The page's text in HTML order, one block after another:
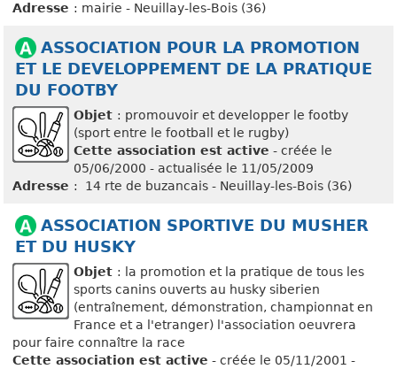
Adresse : mairie - Neuillay-les-Bois (36)
ASSOCIATION POUR LA PROMOTION
ET LE DEVELOPPEMENT DE LA PRATIQUE
DU FOOTBY
Objet : promouvoir et developper le footby
(sport entre le football et le rugby)
Cette association est active - créée le
05/06/2000 - actualisée le 11/05/2009
Adresse : 14 rte de buzancais - Neuillay-les-Bois (36)
ASSOCIATION SPORTIVE DU MUSHER
ET DU HUSKY
Objet : la promotion et la pratique de tous les
sports canins ouverts au husky siberien
(entraînement, démonstration, championnat en
France et a l'etranger) l'association oeuvrera
pour faire connaître la race
Cette association est active - créée le 05/11/2001 -